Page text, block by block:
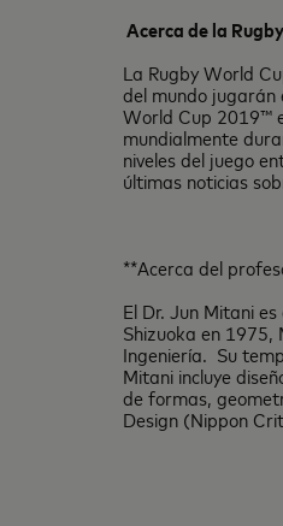
Acerca de la
La Rugby World
del mundo jugarán
World Cup 2019™
mundialmente
niveles del juego
últimas noticias
**Acerca del
El Dr. Jun Mitani
Shizuoka en 1975,
Ingeniería. Su
Mitani incluye
de formas,
Design (Nippon